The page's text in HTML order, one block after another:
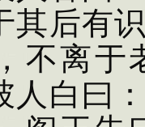
其后有
不离于
人白曰